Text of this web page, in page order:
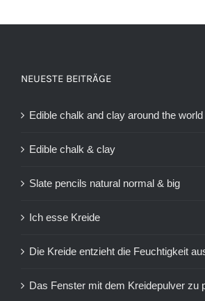
NEUESTE BEITRÄGE
Edible chalk and clay around the world
Edible chalk & clay
Slate pencils natural normal & big
Ich esse Kreide
Die Kreide entzieht die Feuchtigkeit
Das Fenster mit dem Kreidepulver zu